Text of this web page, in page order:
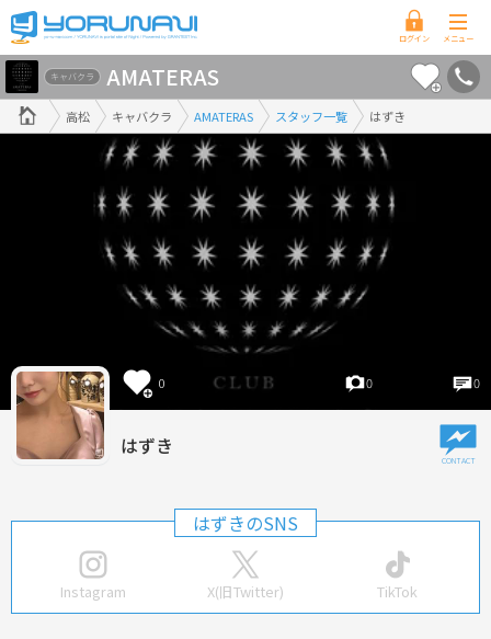
香
川
県
版
高松 キャバクラ AMATERAS スタッフ一覧 はずき
キャバクラ AMATERAS
0 0 0
はずき
はずきのSNS
Instagram X(旧Twitter) TikTok